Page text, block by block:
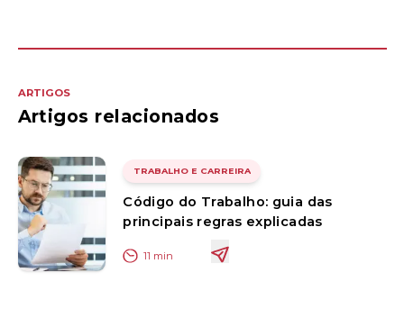
ARTIGOS
Artigos relacionados
TRABALHO E CARREIRA
Código do Trabalho: guia das
principais regras explicadas
11 min